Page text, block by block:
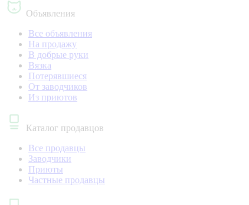
Объявления
Все объявления
На продажу
В добрые руки
Вязка
Потерявшиеся
От заводчиков
Из приютов
Каталог продавцов
Все продавцы
Заводчики
Приюты
Частные продавцы